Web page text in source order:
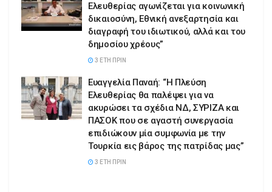
Ελευθερίας αγωνίζεται για κοινωνική
δικαιοσύνη, Εθνική ανεξαρτησία και
διαγραφή του ιδιωτικού, αλλά και του
δημοσίου χρέους”
3 ΈΤΗ ΠΡΙΝ
Ευαγγελία Παναή: “Η Πλεύση
Ελευθερίας θα παλέψει για να
ακυρώσει τα σχέδια ΝΔ, ΣΥΡΙΖΑ και
ΠΑΣΟΚ που σε αγαστή συνεργασία
επιδιώκουν μία συμφωνία με την
Τουρκία εις βάρος της πατρίδας μας”
3 ΈΤΗ ΠΡΙΝ